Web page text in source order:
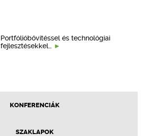
Portfólióbővítéssel és technológiai
fejlesztésekkel…
KONFERENCIÁK
SZAKLAPOK